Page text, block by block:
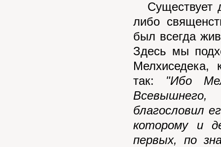
Существует
либо
был всегда
Здесь мы
Мелхиседека,
так: "Ибо
благословил
которому и
первых, по